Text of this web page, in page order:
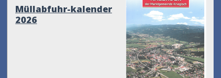
Müllabfuhr-kalender
2026